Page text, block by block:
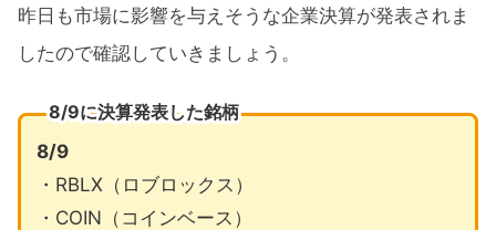
昨日も市場に影響を与えそうな企業決算が発表されま
したので確認していきましょう。
8/9に決算発表した銘柄
8/9
・RBLX（ロブロックス）
・COIN（コインベース）